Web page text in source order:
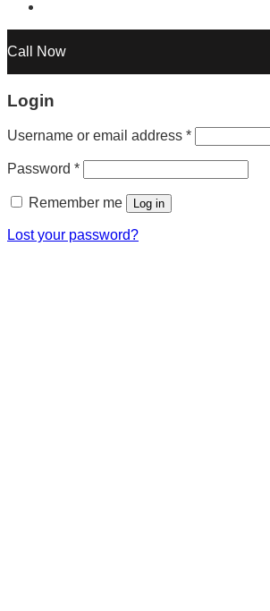
Call Now
Login
Username or email address *
Password *
Remember me Log in
Lost your password?